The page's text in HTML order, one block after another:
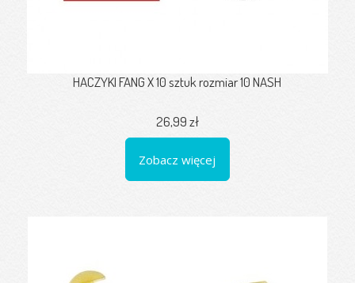
HACZYKI FANG X 10 sztuk rozmiar 10 NASH
26,99 zł
Zobacz więcej